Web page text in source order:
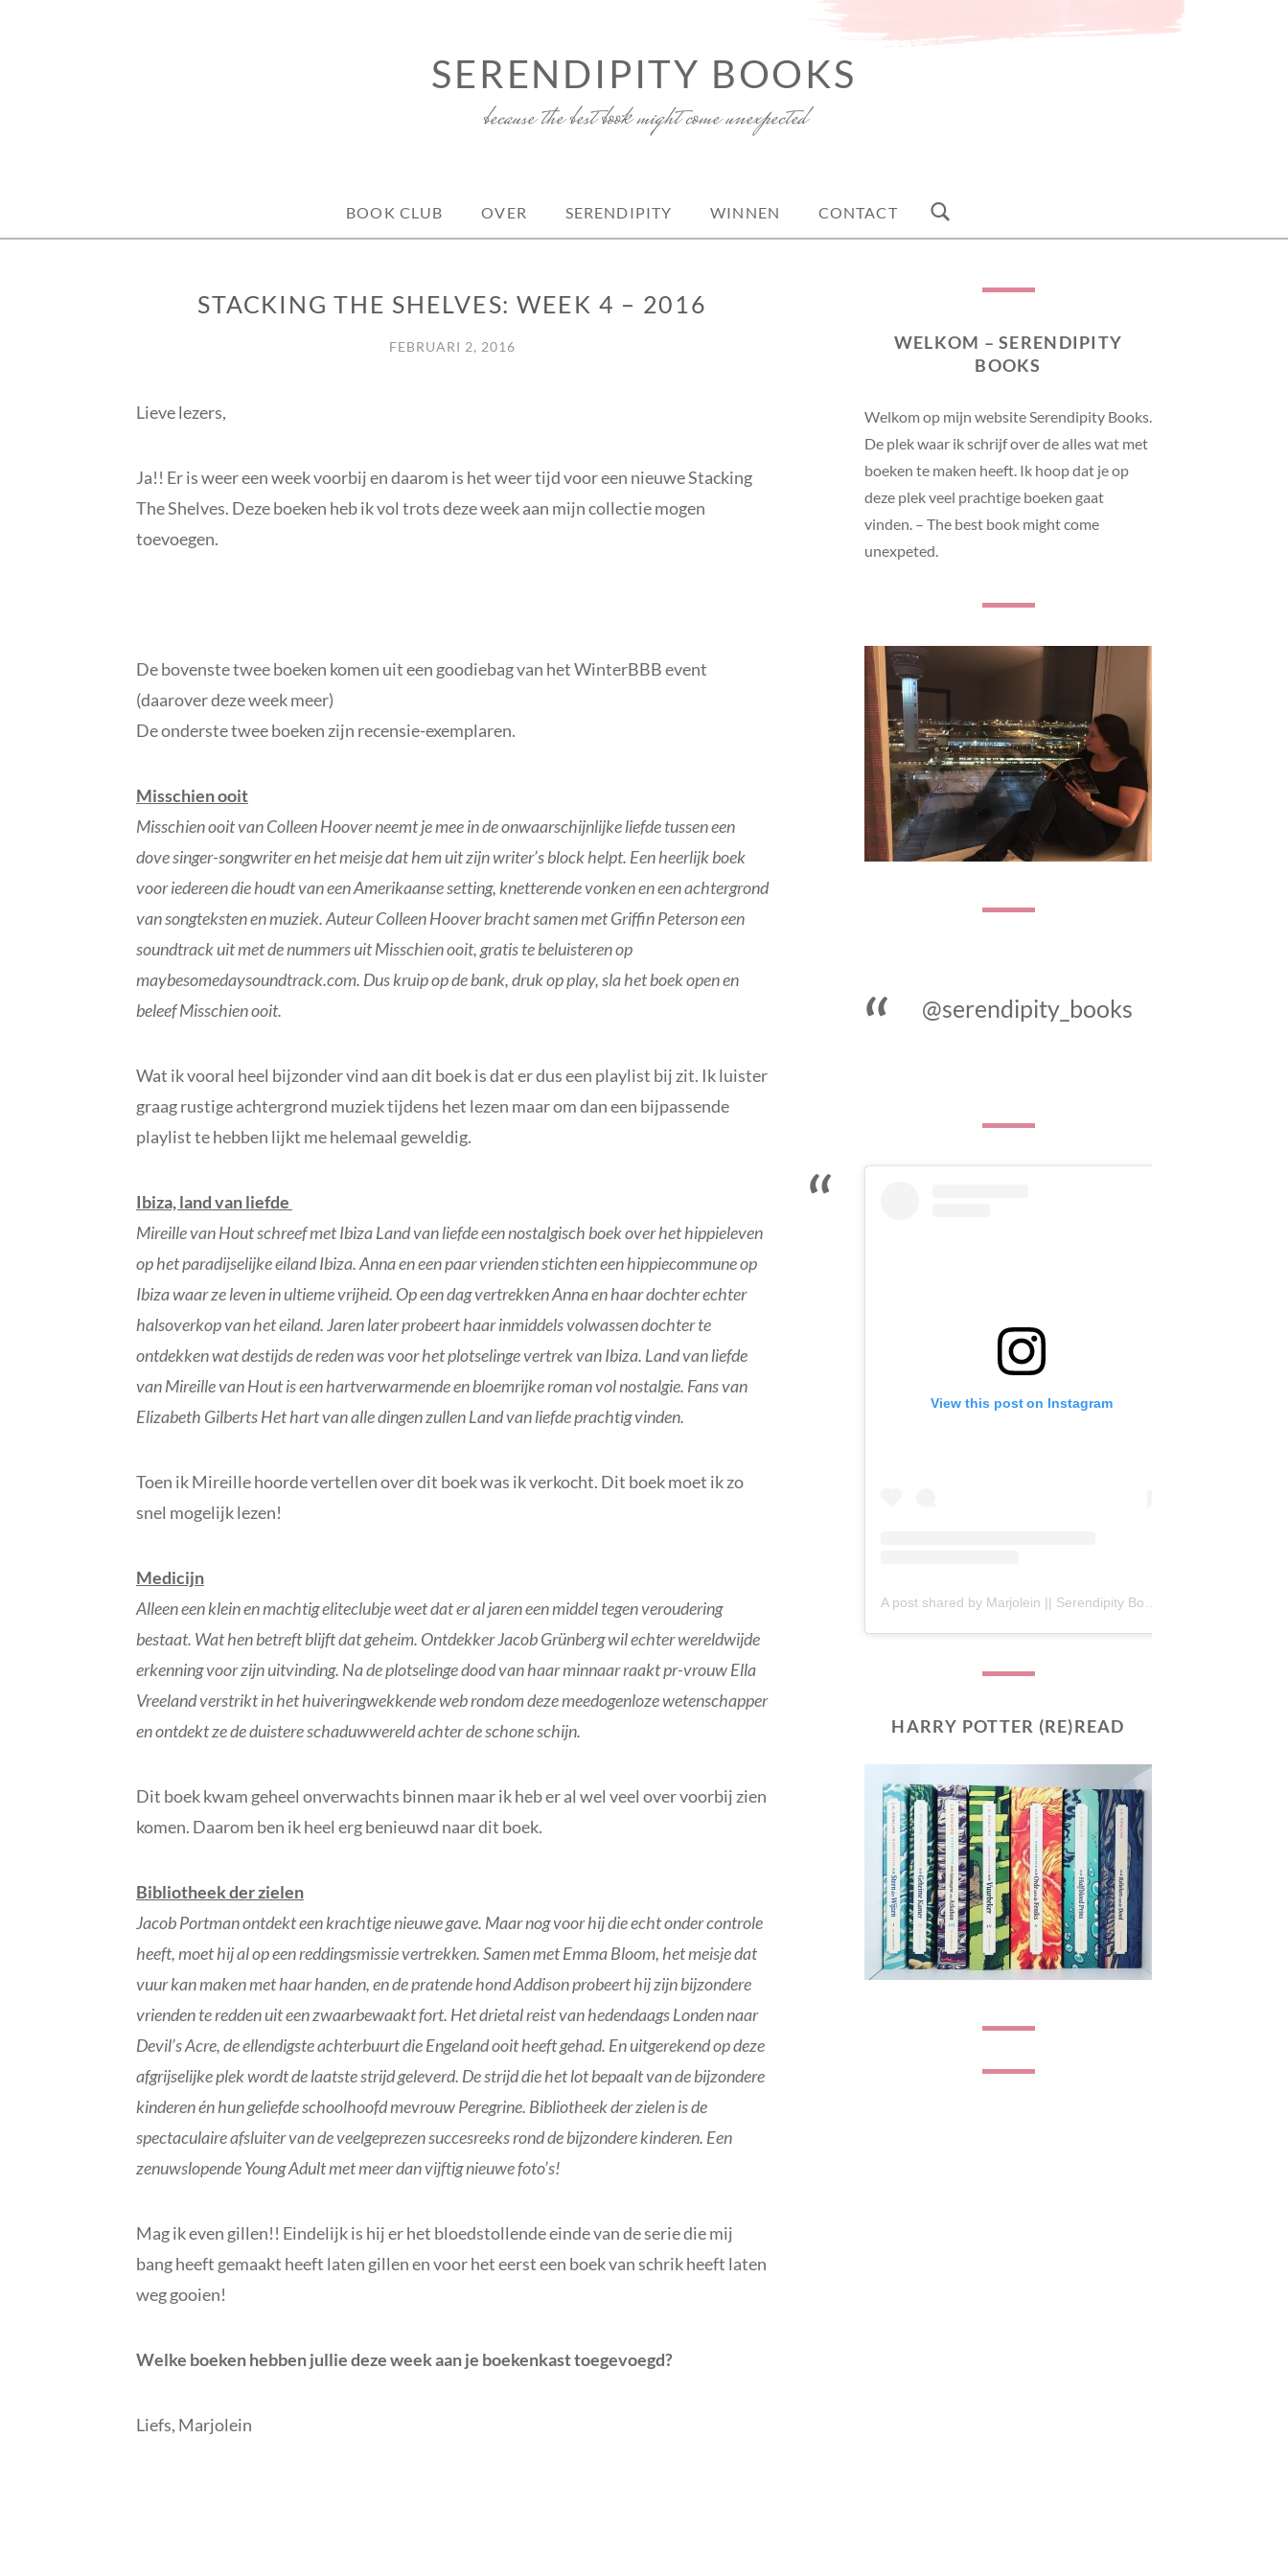
SERENDIPITY BOOKS
because the best book might come unexpected
BOOK CLUB OVER SERENDIPITY WINNEN CONTACT
STACKINGSTACKING THE SHELVES: WEEK 4 – 2016
FEBRUARI 2, 2016
Lieve lezers,
Ja!! Er is weer een week voorbij en daarom is het weer tijd voor een nieuwe Stacking
The Shelves. Deze boeken heb ik vol trots deze week aan mijn collectie mogen
toevoegen.
De bovenste twee boeken komen uit een goodiebag van het WinterBBB event
(daarover deze week meer)
De onderste twee boeken zijn recensie-exemplaren.
Misschien ooit
Misschien ooit van Colleen Hoover neemt je mee in de onwaarschijnlijke liefde tussen een
dove singer-songwriter en het meisje dat hem uit zijn writer’s block helpt. Een heerlijk boek
voor iedereen die houdt van een Amerikaanse setting, knetterende vonken en een achtergrond
van songteksten en muziek. Auteur Colleen Hoover bracht samen met Griffin Peterson een
soundtrack uit met de nummers uit Misschien ooit, gratis te beluisteren op
maybesomedaysoundtrack.com. Dus kruip op de bank, druk op play, sla het boek open en
beleef Misschien ooit.
Wat ik vooral heel bijzonder vind aan dit boek is dat er dus een playlist bij zit. Ik luister
graag rustige achtergrond muziek tijdens het lezen maar om dan een bijpassende
playlist te hebben lijkt me helemaal geweldig.
Ibiza, land van liefde
Mireille van Hout schreef met Ibiza Land van liefde een nostalgisch boek over het hippieleven
op het paradijselijke eiland Ibiza. Anna en een paar vrienden stichten een hippiecommune op
Ibiza waar ze leven in ultieme vrijheid. Op een dag vertrekken Anna en haar dochter echter
halsoverkop van het eiland. Jaren later probeert haar inmiddels volwassen dochter te
ontdekken wat destijds de reden was voor het plotselinge vertrek van Ibiza. Land van liefde
van Mireille van Hout is een hartverwarmende en bloemrijke roman vol nostalgie. Fans van
Elizabeth Gilberts Het hart van alle dingen zullen Land van liefde prachtig vinden.
Toen ik Mireille hoorde vertellen over dit boek was ik verkocht. Dit boek moet ik zo
snel mogelijk lezen!
Medicijn
Alleen een klein en machtig eliteclubje weet dat er al jaren een middel tegen veroudering
bestaat. Wat hen betreft blijft dat geheim. Ontdekker Jacob Grünberg wil echter wereldwijde
erkenning voor zijn uitvinding. Na de plotselinge dood van haar minnaar raakt pr-vrouw Ella
Vreeland verstrikt in het huiveringwekkende web rondom deze meedogenloze wetenschapper
en ontdekt ze de duistere schaduwwereld achter de schone schijn.
Dit boek kwam geheel onverwachts binnen maar ik heb er al wel veel over voorbij zien
komen. Daarom ben ik heel erg benieuwd naar dit boek.
Bibliotheek der zielen
Jacob Portman ontdekt een krachtige nieuwe gave. Maar nog voor hij die echt onder controle
heeft, moet hij al op een reddingsmissie vertrekken. Samen met Emma Bloom, het meisje dat
vuur kan maken met haar handen, en de pratende hond Addison probeert hij zijn bijzondere
vrienden te redden uit een zwaarbewaakt fort. Het drietal reist van hedendaags Londen naar
Devil’s Acre, de ellendigste achterbuurt die Engeland ooit heeft gehad. En uitgerekend op deze
afgrijselijke plek wordt de laatste strijd geleverd. De strijd die het lot bepaalt van de bijzondere
kinderen én hun geliefde schoolhoofd mevrouw Peregrine. Bibliotheek der zielen is de
spectaculaire afsluiter van de veelgeprezen succesreeks rond de bijzondere kinderen. Een
zenuwslopende Young Adult met meer dan vijftig nieuwe foto’s!
Mag ik even gillen!! Eindelijk is hij er het bloedstollende einde van de serie die mij
bang heeft gemaakt heeft laten gillen en voor het eerst een boek van schrik heeft laten
weg gooien!
Welke boeken hebben jullie deze week aan je boekenkast toegevoegd?
Liefs, Marjolein
WELKOM – SERENDIPITY
BOOKS
Welkom op mijn website Serendipity Books.
De plek waar ik schrijf over de alles wat met
boeken te maken heeft. Ik hoop dat je op
deze plek veel prachtige boeken gaat
vinden. – The best book might come
unexpeted.
@serendipity_books
View this post on Instagram
HARRY POTTER (RE)READ